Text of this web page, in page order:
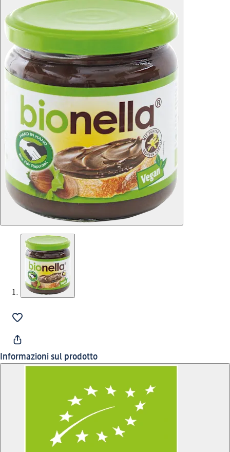
Informazioni sul prodotto